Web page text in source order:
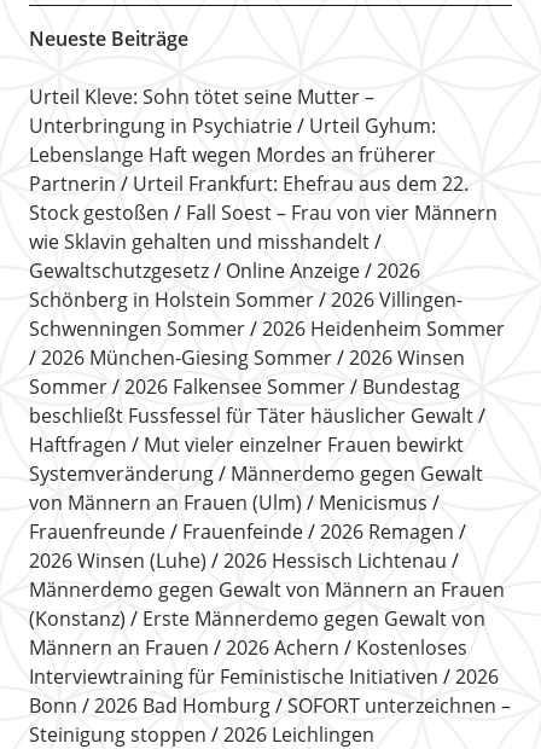
Neueste Beiträge
Urteil Kleve: Sohn tötet seine Mutter –
Unterbringung in Psychiatrie
Urteil Gyhum:
Lebenslange Haft wegen Mordes an früherer
Partnerin
Urteil Frankfurt: Ehefrau aus dem 22.
Stock gestoßen
Fall Soest – Frau von vier Männern
wie Sklavin gehalten und misshandelt
Gewaltschutzgesetz
Online Anzeige
2026
Schönberg in Holstein Sommer
2026 Villingen-
Schwenningen Sommer
2026 Heidenheim Sommer
2026 München-Giesing Sommer
2026 Winsen
Sommer
2026 Falkensee Sommer
Bundestag
beschließt Fussfessel für Täter häuslicher Gewalt
Haftfragen
Mut vieler einzelner Frauen bewirkt
Systemveränderung
Männerdemo gegen Gewalt
von Männern an Frauen (Ulm)
Menicismus
Frauenfreunde
Frauenfeinde
2026 Remagen
2026 Winsen (Luhe)
2026 Hessisch Lichtenau
Männerdemo gegen Gewalt von Männern an Frauen
(Konstanz)
Erste Männerdemo gegen Gewalt von
Männern an Frauen
2026 Achern
Kostenloses
Interviewtraining für Feministische Initiativen
2026
Bonn
2026 Bad Homburg
SOFORT unterzeichnen –
Steinigung stoppen
2026 Leichlingen